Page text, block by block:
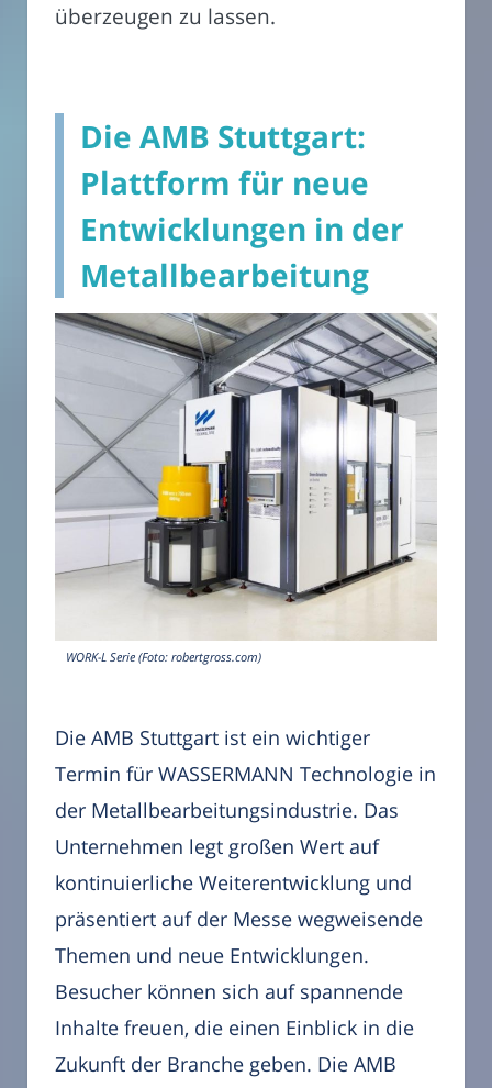
überzeugen zu lassen.
Die AMB Stuttgart:
Plattform für neue
Entwicklungen in der
Metallbearbeitung
WORK-L Serie (Foto: robertgross.com)
Die AMB Stuttgart ist ein wichtiger
Termin für WASSERMANN Technologie in
der Metallbearbeitungsindustrie. Das
Unternehmen legt großen Wert auf
kontinuierliche Weiterentwicklung und
präsentiert auf der Messe wegweisende
Themen und neue Entwicklungen.
Besucher können sich auf spannende
Inhalte freuen, die einen Einblick in die
Zukunft der Branche geben. Die AMB